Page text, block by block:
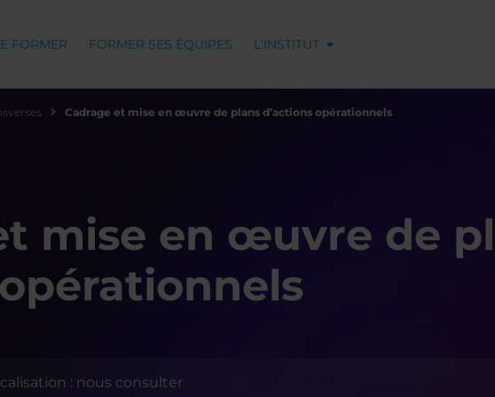
FORMER FORMER SES ÉQUIPES L'INSTITUT
Cadrage et mise en œuvre de plans d’actions opérationnels
mise en œuvre de
: nous consulter